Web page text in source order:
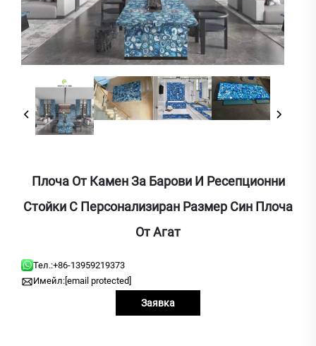
Плоча От Камен За Барови И Ресепционни
Стойки С Персонализиран Размер Син Плоча
От Агат
Тел.:+86-13959219373
Имейл:[email protected]
Заявка